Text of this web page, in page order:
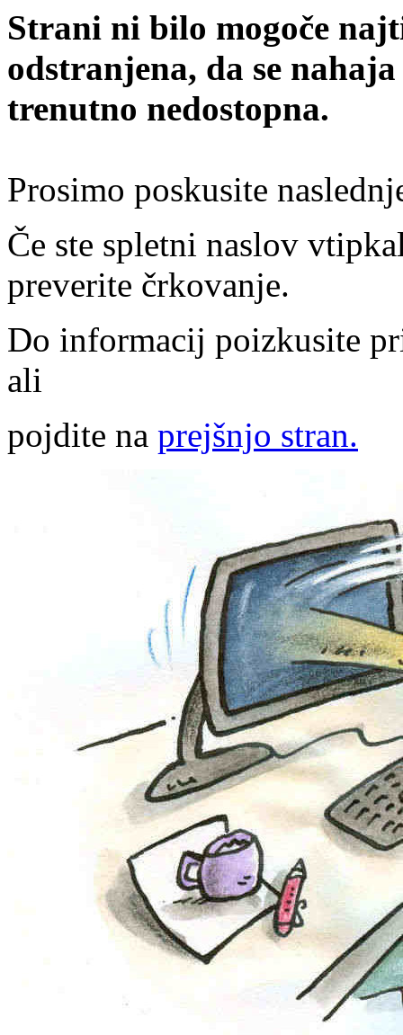
Strani ni bilo mogoče
odstranjena, da se
trenutno nedostopna.
Prosimo poskusite
Če ste spletni naslov
preverite črkovanje.
Do informacij poizkusite
ali
pojdite na prejšnjo stran.